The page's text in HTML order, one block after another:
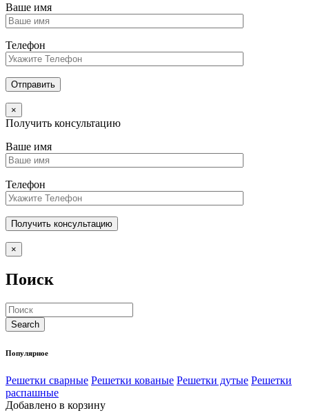
Ваше имя
Телефон
×
Получить консультацию
Ваше имя
Телефон
×
Поиск
Популярное
Решетки сварные Решетки кованые Решетки дутые Решетки
распашные
Добавлено в корзину